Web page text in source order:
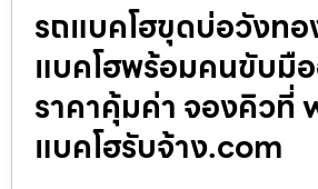
รถแบคโฮขุดบ่อวังทอ
แบคโฮพร้อมคนขับมื
ราคาคุ้มค่า จองคิวที่
แบคโฮรับจ้าง.com